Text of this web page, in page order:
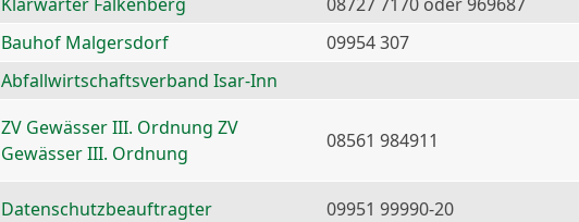
Bauhof Malgersdorf
09954 307
Abfallwirtschaftsverband Isar-Inn
ZV Gewässer III. Ordnung ZV
Gewässer III. Ordnung
08561 984911
Datenschutzbeauftragter
09951 99990-20